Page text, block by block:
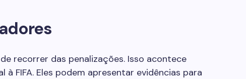
recorrer das penalizações. Isso acontece
FIFA. Eles podem apresentar evidências para